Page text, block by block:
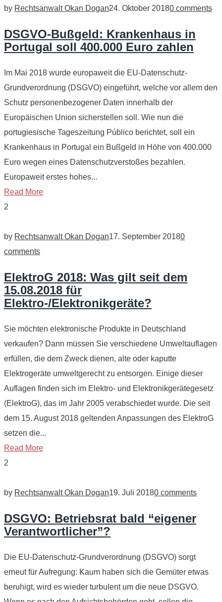
by Rechtsanwalt Okan Dogan24. Oktober 20180 comments
DSGVO-Bußgeld: Krankenhaus in
Portugal soll 400.000 Euro zahlen
Im Mai 2018 wurde europaweit die EU-Datenschutz-
Grundverordnung (DSGVO) eingeführt, welche vor allem den
Schutz personenbezogener Daten innerhalb der
Europäischen Union sicherstellen soll. Wie nun die
portugiesische Tageszeitung Público berichtet, soll ein
Krankenhaus in Portugal ein Bußgeld in Höhe von 400.000
Euro wegen eines Datenschutzverstoßes bezahlen.
Europaweit erstes hohes...
Read More
2
by Rechtsanwalt Okan Dogan17. September 20180
comments
ElektroG 2018: Was gilt seit dem
15.08.2018 für
Elektro-/Elektronikgeräte?
Sie möchten elektronische Produkte in Deutschland
verkaufen? Dann müssen Sie verschiedene Umweltauflagen
erfüllen, die dem Zweck dienen, alte oder kaputte
Elektrogeräte umweltgerecht zu entsorgen. Einige dieser
Auflagen finden sich im Elektro- und Elektronikgerätegesetz
(ElektroG), das im Jahr 2005 verabschiedet wurde. Die seit
dem 15. August 2018 geltenden Anpassungen des ElektroG
setzen die...
Read More
2
by Rechtsanwalt Okan Dogan19. Juli 20180 comments
DSGVO: Betriebsrat bald “eigener
Verantwortlicher”?
Die EU-Datenschutz-Grundverordnung (DSGVO) sorgt
erneut für Aufregung: Kaum haben sich die Gemüter etwas
beruhigt, wird es wieder turbulent um die neue DSGVO.